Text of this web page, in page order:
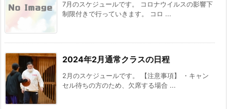
7月のスケジュールです。 コロナウイルスの影響下
制限付きで行っていきます。 コロ ...
2024年2月通常クラスの日程
2月のスケジュールです。 【注意事項】 ・キャン
セル待ちの方のため、欠席する場合 ...